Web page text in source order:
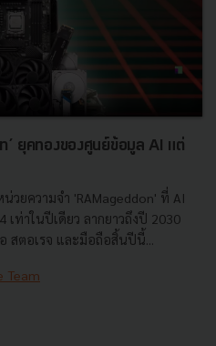
ยุคทองของศูนย์ข้อมูล AI แต่
วยความจำ 'RAMageddon' ที่ AI
เท่าในปีเดียว ลากยาวถึงปี 2030
สตอเรจ และมือถือสิ้นปีนี้...
Team